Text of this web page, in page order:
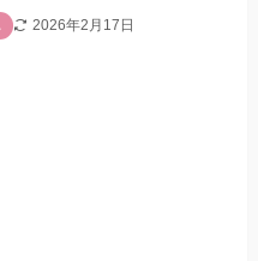
2026年2月17日